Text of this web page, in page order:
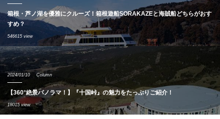
箱根・芦ノ湖を優雅にクルーズ！箱根遊船SORAKAZEと海賊船どちらがおす
すめ？
546615 view
2024/01/10 Column
【360°絶景パノラマ！】『十国峠』の魅力をたっぷりご紹介！
18015 view